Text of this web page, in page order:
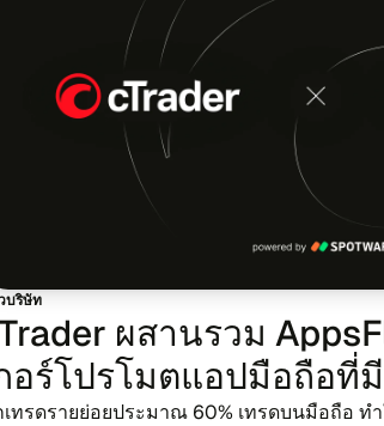
บริ​ษัท
ผสาน​รวม
อร์​โปร​โม​ตแอปมือ​ถือ​ที่
ทร​ดราย​ย่อย​ประ​มาณ 60% เทร​ดบนมือ​ถือ